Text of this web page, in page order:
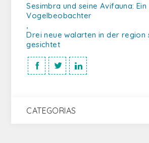
Sesimbra und seine Avifauna:
Vogelbeobachter
Drei neue walarten in der region
gesichtet
CATEGORIAS